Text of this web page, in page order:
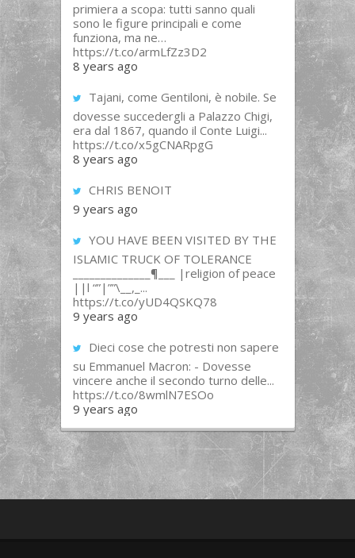
primiera a scopa: tutti sanno quali
sono le figure principali e come
funziona, ma ne…
https://t.co/armLfZz3D2
8 years ago
Tajani, come Gentiloni, è nobile. Se
dovesse succedergli a Palazzo Chigi,
era dal 1867, quando il Conte Luigi...
https://t.co/x5gCNARpgG
8 years ago
CHRIS BENOIT
9 years ago
YOU HAVE BEEN VISITED BY THE
ISLAMIC TRUCK OF TOLERANCE
______________¶___ |religion of peace
||l “”|””\__,_...
https://t.co/yUD4QSKQ78
9 years ago
Dieci cose che potresti non sapere
su Emmanuel Macron: - Dovesse
vincere anche il secondo turno delle...
https://t.co/8wmlN7ESOo
9 years ago